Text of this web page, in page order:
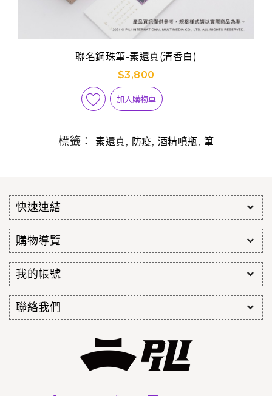
聯名鋼珠筆-素還真(清香白)
$3,800
加入購物車
標籤： 素還真, 防疫, 酒精噴瓶, 筆
快速連結
購物導覽
我的帳號
聯絡我們